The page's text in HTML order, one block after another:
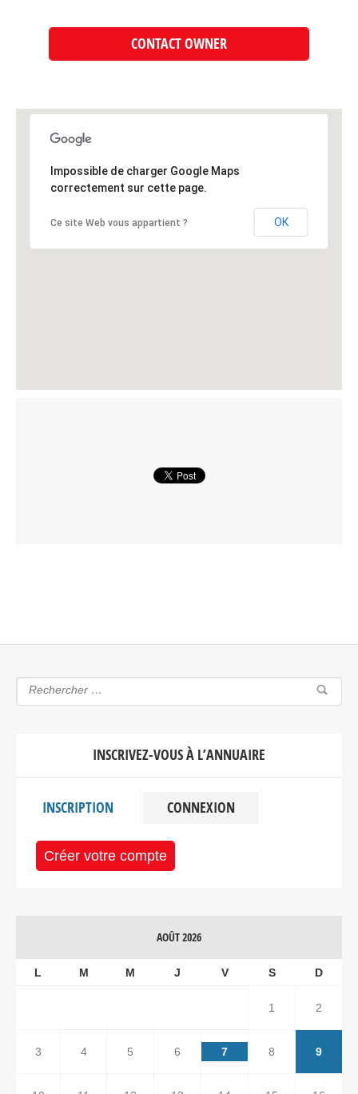
CONTACT OWNER
Impossible de charger Google Maps
correctement sur cette page.
Ce site Web vous appartient ? OK
INSCRIVEZ-VOUS À L’ANNUAIRE
INSCRIPTION CONNEXION
Créer votre compte
AOÛT 2026
L M M J V S D
1 2
3 4 5 6 7 8 9